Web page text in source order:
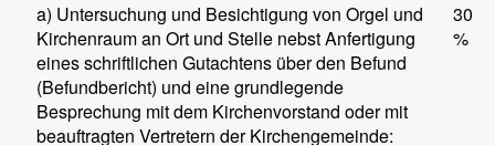
a) Untersuchung und Besichtigung von Orgel und
Kirchenraum an Ort und Stelle nebst Anfertigung
eines schriftlichen Gutachtens über den Befund
(Befundbericht) und eine grundlegende
Besprechung mit dem Kirchenvorstand oder mit
beauftragten Vertretern der Kirchengemeinde:
30
%